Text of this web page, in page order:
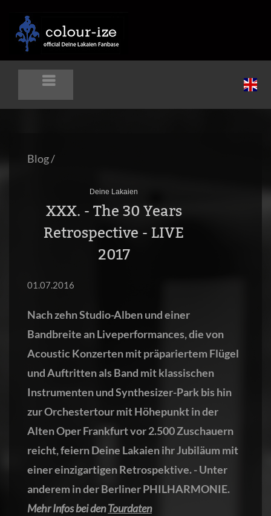
Blog/
Deine Lakaien
XXX. - The 30 Years
Retrospective - LIVE
2017
01.07.2016
Nach zehn Studio-Alben und einer
Bandbreite an Liveperformances, die von
Acoustic Konzerten mit präpariertem Flügel
und Auftritten als Band mit klassischen
Instrumenten und Synthesizer-Park bis hin
zur Orchestertour mit Höhepunkt in der
Alten Oper Frankfurt vor 2.500 Zuschauern
reicht, feiern Deine Lakaien ihr Jubiläum mit
einer einzigartigen Retrospektive. - Unter
anderem in der Berliner PHILHARMONIE.
Mehr Infos bei denTourdaten